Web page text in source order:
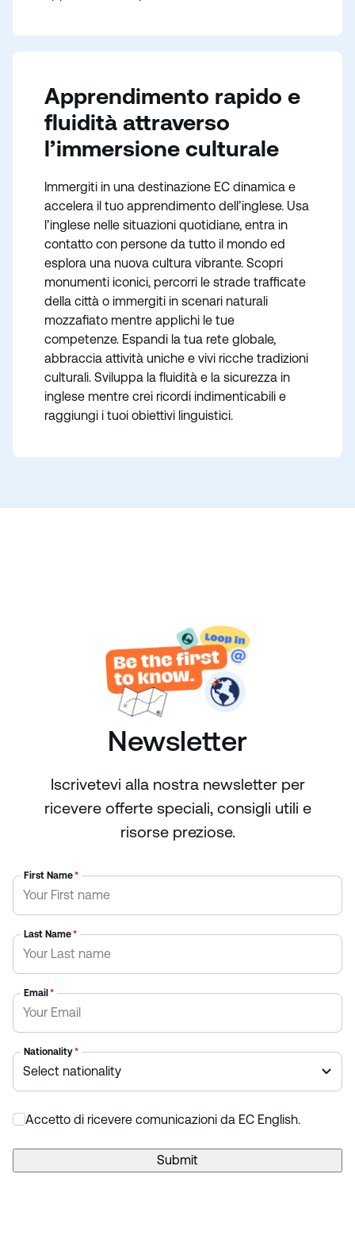
Apprendimento rapido e
fluidità attraverso
l’immersione culturale
Immergiti in una destinazione EC dinamica e
accelera il tuo apprendimento dell’inglese. Usa
l’inglese nelle situazioni quotidiane, entra in
contatto con persone da tutto il mondo ed
esplora una nuova cultura vibrante. Scopri
monumenti iconici, percorri le strade trafficate
della città o immergiti in scenari naturali
mozzafiato mentre applichi le tue
competenze. Espandi la tua rete globale,
abbraccia attività uniche e vivi ricche tradizioni
culturali. Sviluppa la fluidità e la sicurezza in
inglese mentre crei ricordi indimenticabili e
raggiungi i tuoi obiettivi linguistici.
Newsletter
Iscrivetevi alla nostra newsletter per
ricevere offerte speciali, consigli utili e
risorse preziose.
First Name*
Last Name*
Email *
Nationality*
Accetto di ricevere comunicazioni da EC English.
Submit